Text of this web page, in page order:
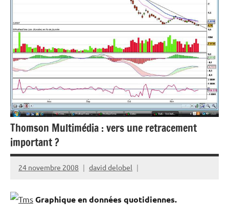
Thomson Multimédia : vers une retracement
important ?
24 novembre 2008 david delobel
Graphique en données quotidiennes.